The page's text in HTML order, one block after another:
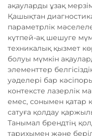
ақауларды ұзақ
Қашықтан
параметрлік
күтпей-ақ шешуге
техникалық қызмет
болуы мүмкін
элементтер
уәделері бар
контексте лазерлік
емес, сонымен қатар
сатуға қолдау
Танымал брендтің
тарихымен және